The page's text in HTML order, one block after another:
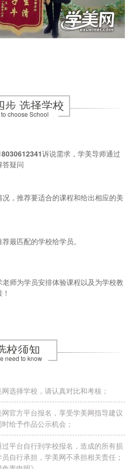
步 选择学校
choose School
诉说需求，学美导师通过
答疑问
，推荐要适合的课程和给出相应的美
最匹配的学校给学员。
师为学员安排体验课程以及为学校教
校须知
need to know
选择学校，请认真对比和考核；
网官方平台报名，享受学美网指导建议
给予作品公示机会；
过平台自行到学校报名，造成的所有损
员自行承担，学美网不承担相关责任；